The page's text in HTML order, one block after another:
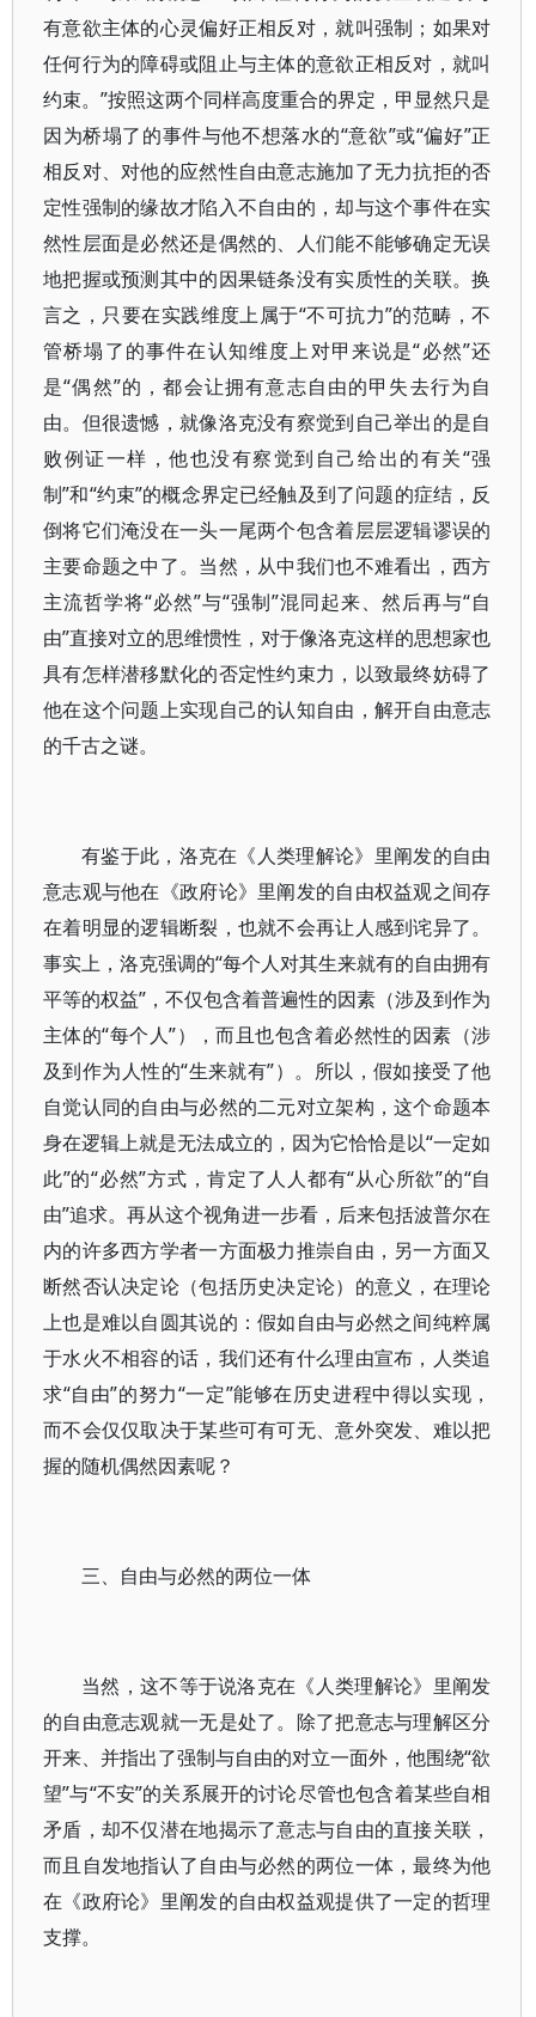
有意欲主体的心灵偏好正相反对，就叫强制；如果对
任何行为的障碍或阻止与主体的意欲正相反对，就叫
约束。”按照这两个同样高度重合的界定，甲显然只是
因为桥塌了的事件与他不想落水的“意欲”或“偏好”正
相反对、对他的应然性自由意志施加了无力抗拒的否
定性强制的缘故才陷入不自由的，却与这个事件在实
然性层面是必然还是偶然的、人们能不能够确定无误
地把握或预测其中的因果链条没有实质性的关联。换
言之，只要在实践维度上属于“不可抗力”的范畴，不
管桥塌了的事件在认知维度上对甲来说是“必然”还
是“偶然”的，都会让拥有意志自由的甲失去行为自
由。但很遗憾，就像洛克没有察觉到自己举出的是自
败例证一样，他也没有察觉到自己给出的有关“强
制”和“约束”的概念界定已经触及到了问题的症结，反
倒将它们淹没在一头一尾两个包含着层层逻辑谬误的
主要命题之中了。当然，从中我们也不难看出，西方
主流哲学将“必然”与“强制”混同起来、然后再与“自
由”直接对立的思维惯性，对于像洛克这样的思想家也
具有怎样潜移默化的否定性约束力，以致最终妨碍了
他在这个问题上实现自己的认知自由，解开自由意志
的千古之谜。
有鉴于此，洛克在《人类理解论》里阐发的自由
意志观与他在《政府论》里阐发的自由权益观之间存
在着明显的逻辑断裂，也就不会再让人感到诧异了。
事实上，洛克强调的“每个人对其生来就有的自由拥有
平等的权益”，不仅包含着普遍性的因素（涉及到作为
主体的“每个人”），而且也包含着必然性的因素（涉
及到作为人性的“生来就有”）。所以，假如接受了他
自觉认同的自由与必然的二元对立架构，这个命题本
身在逻辑上就是无法成立的，因为它恰恰是以“一定如
此”的“必然”方式，肯定了人人都有“从心所欲”的“自
由”追求。再从这个视角进一步看，后来包括波普尔在
内的许多西方学者一方面极力推崇自由，另一方面又
断然否认决定论（包括历史决定论）的意义，在理论
上也是难以自圆其说的：假如自由与必然之间纯粹属
于水火不相容的话，我们还有什么理由宣布，人类追
求“自由”的努力“一定”能够在历史进程中得以实现，
而不会仅仅取决于某些可有可无、意外突发、难以把
握的随机偶然因素呢？
三、自由与必然的两位一体
当然，这不等于说洛克在《人类理解论》里阐发
的自由意志观就一无是处了。除了把意志与理解区分
开来、并指出了强制与自由的对立一面外，他围绕“欲
望”与“不安”的关系展开的讨论尽管也包含着某些自相
矛盾，却不仅潜在地揭示了意志与自由的直接关联，
而且自发地指认了自由与必然的两位一体，最终为他
在《政府论》里阐发的自由权益观提供了一定的哲理
支撑。